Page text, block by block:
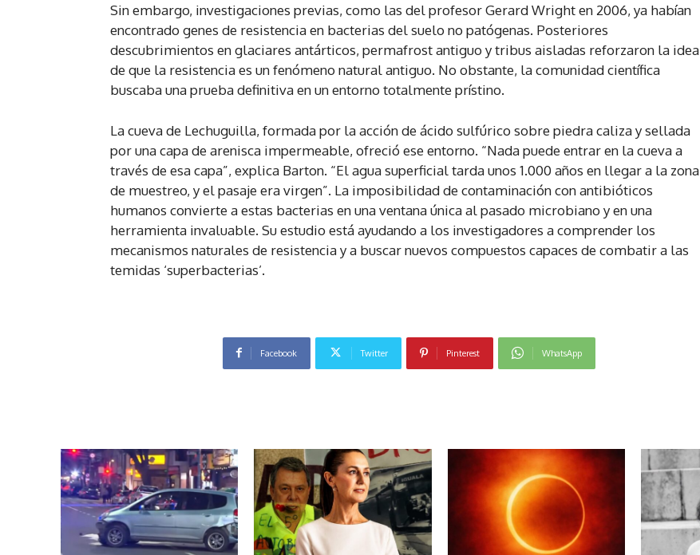
Sin embargo, investigaciones previas, como las del profesor Gerard Wright en 2006, ya habían
encontrado genes de resistencia en bacterias del suelo no patógenas. Posteriores
descubrimientos en glaciares antárticos, permafrost antiguo y tribus aisladas reforzaron la idea
de que la resistencia es un fenómeno natural antiguo. No obstante, la comunidad científica
buscaba una prueba definitiva en un entorno totalmente prístino.
La cueva de Lechuguilla, formada por la acción de ácido sulfúrico sobre piedra caliza y sellada
por una capa de arenisca impermeable, ofreció ese entorno. “Nada puede entrar en la cueva a
través de esa capa”, explica Barton. “El agua superficial tarda unos 1.000 años en llegar a la zona
de muestreo, y el pasaje era virgen”. La imposibilidad de contaminación con antibióticos
humanos convierte a estas bacterias en una ventana única al pasado microbiano y en una
herramienta invaluable. Su estudio está ayudando a los investigadores a comprender los
mecanismos naturales de resistencia y a buscar nuevos compuestos capaces de combatir a las
temidas ‘superbacterias’.
Facebook Twitter Pinterest WhatsApp